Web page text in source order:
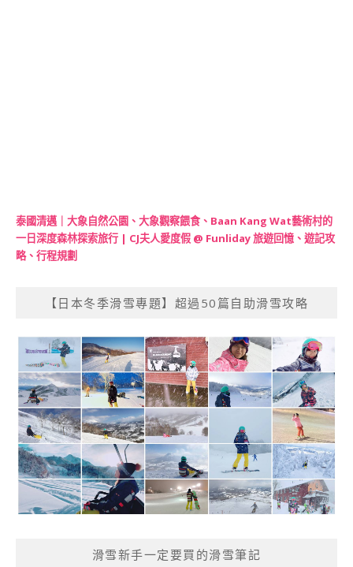
泰國清邁｜大象自然公園、大象觀察餵食、Baan Kang Wat藝術村的
一日深度森林探索旅行 | CJ夫人愛度假 @ Funliday 旅遊回憶、遊記攻
略、行程規劃
【日本冬季滑雪專題】超過50篇自助滑雪攻略
滑雪新手一定要買的滑雪筆記